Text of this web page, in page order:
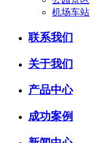
机场车站
联系我们
关于我们
产品中心
成功案例